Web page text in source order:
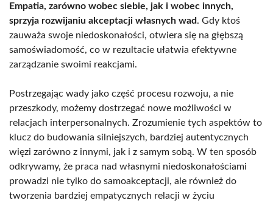
Empatia, zarówno wobec siebie, jak i wobec innych,
sprzyja rozwijaniu akceptacji własnych wad. Gdy ktoś
zauważa swoje niedoskonałości, otwiera się na głębszą
samoświadomość, co w rezultacie ułatwia efektywne
zarządzanie swoimi reakcjami.
Postrzegając wady jako część procesu rozwoju, a nie
przeszkody, możemy dostrzegać nowe możliwości w
relacjach interpersonalnych. Zrozumienie tych aspektów to
klucz do budowania silniejszych, bardziej autentycznych
więzi zarówno z innymi, jak i z samym sobą. W ten sposób
odkrywamy, że praca nad własnymi niedoskonałościami
prowadzi nie tylko do samoakceptacji, ale również do
tworzenia bardziej empatycznych relacji w życiu